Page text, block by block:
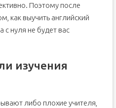
Поэтому после
как выучить английский
с нуля не будет вас
изучения
либо плохие учителя,